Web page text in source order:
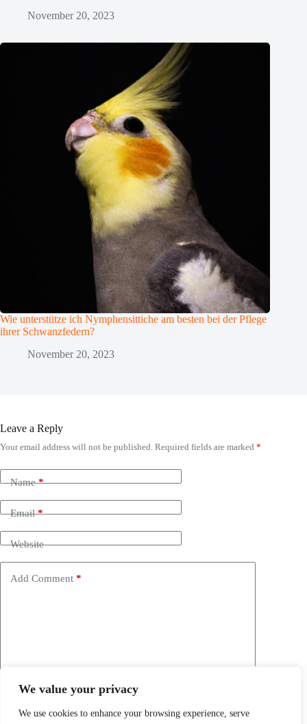
We value your privacy
We use cookies to enhance your browsing experience, serve
November 20, 2023
Wie unterstütze ich Nymphensittiche am besten bei der Pflege
ihrer Schwanzfedern?
November 20, 2023
Leave a Reply
Your email address will not be published. Required fields are marked *
Name*
Email*
Website
Add Comment *
Save my name, email and website in this browser for the